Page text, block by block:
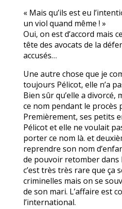
« Mais qu’ils est eu
un viol quand même ! »
Oui, on est d’accord mais
tête des avocats de la
accusés…
Une autre chose que je
toujours Pélicot, elle n’a
Bien sûr qu’elle a divorcé,
ce nom pendant le procès
Premièrement, ses petits
Pélicot et elle ne voulait
porter ce nom là. et
reprendre son nom
de pouvoir retomber dans
c’est très très rare que ça
criminelles mais on se
de son mari. L’affaire est
l’international.